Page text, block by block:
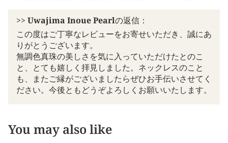
>> Uwajima Inoue Pearlの返信：
この度はご丁寧なレビューをお寄せいただき、誠にあ
りがとうございます。
無調色真珠の美しさを気に入っていただけたとのこ
と、とても嬉しく拝見しました。ネックレスのこと
も、またご縁がございましたらぜひお手伝いさせてく
ださい。今後ともどうぞよろしくお願いいたします。
You may also like